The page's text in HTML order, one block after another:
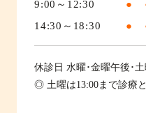
9:00～12:30 ●
14:30～18:30
●
休診日 水曜･金曜午後･
◎ 土曜は13:00まで診療